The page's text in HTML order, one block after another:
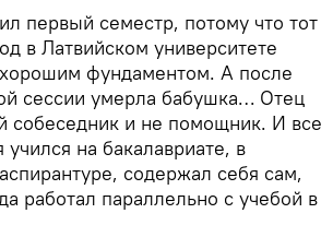
первый семестр, потому что тот
в Латвийском университете
хорошим фундаментом. А после
сессии умерла бабушка… Отец
собеседник и не помощник. И все
учился на бакалавриате, в
содержал себя сам,
работал параллельно с учебой в